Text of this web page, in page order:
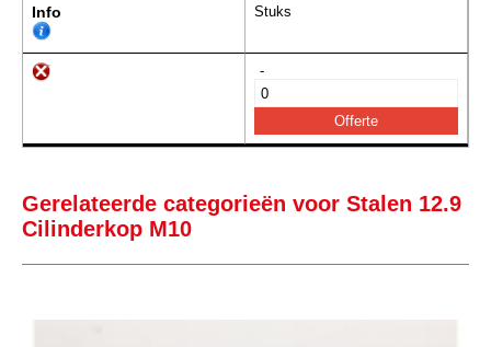
Info Stuks
-
Gerelateerde categorieën voor Stalen 12.9
Cilinderkop M10